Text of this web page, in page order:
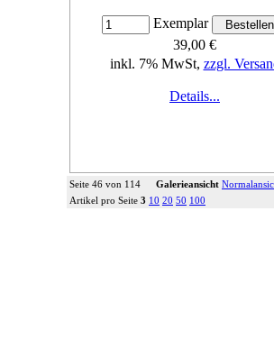
Exemplar
39,00 €
inkl. 7% MwSt, zzgl.
Details...
Seite 46 von 114 Galerieansicht
Artikel pro Seite 3 10 20 50 100